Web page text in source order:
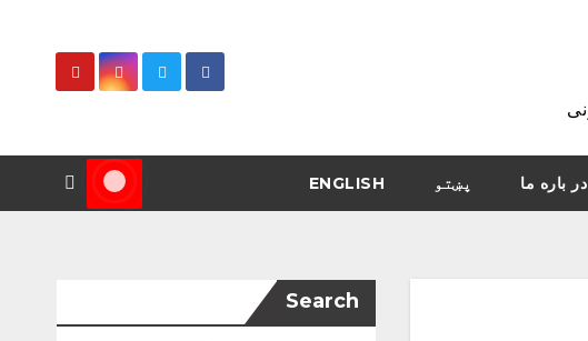
در باره ما پښتو ENGLISH
Search